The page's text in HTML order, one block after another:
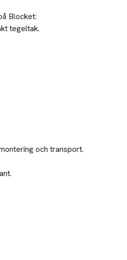
Blocket:
tegeltak.
och transport.